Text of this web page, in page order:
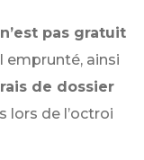
n’est pas gratuit
emprunté, ainsi
de dossier
lors de l’octroi